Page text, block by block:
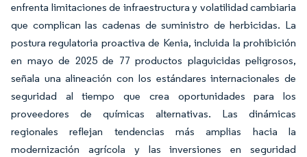
enfrenta limitaciones de infraestructura y volatilidad cambiaria
que complican las cadenas de suministro de herbicidas. La
postura regulatoria proactiva de Kenia, incluida la prohibición
en mayo de 2025 de 77 productos plaguicidas peligrosos,
señala una alineación con los estándares internacionales de
seguridad al tiempo que crea oportunidades para los
proveedores de químicas alternativas. Las dinámicas
regionales reflejan tendencias más amplias hacia la
modernización agrícola y las inversiones en seguridad